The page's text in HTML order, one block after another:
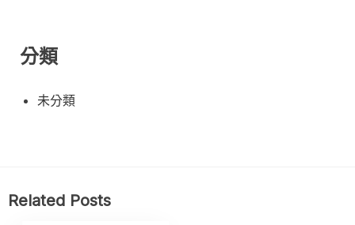
分類
未分類
Related Posts